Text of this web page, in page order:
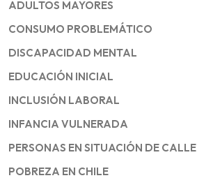
ADULTOS MAYORES
CONSUMO PROBLEMÁTICO
DISCAPACIDAD MENTAL
EDUCACIÓN INICIAL
INCLUSIÓN LABORAL
INFANCIA VULNERADA
PERSONAS EN SITUACIÓN DE CALLE
POBREZA EN CHILE